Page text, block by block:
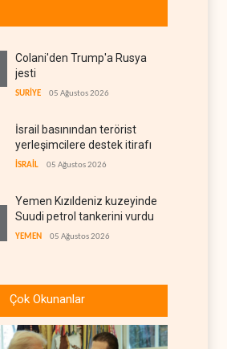
Colani'den Trump'a Rusya
jesti
SURİYE 05 Ağustos 2026
İsrail basınından terörist
yerleşimcilere destek itirafı
İSRAİL 05 Ağustos 2026
Yemen Kızıldeniz kuzeyinde
Suudi petrol tankerini vurdu
YEMEN 05 Ağustos 2026
Lübnan'daki lüks oteli
yağmaladığı ortaya çıktı
Hürmüz ve Babülmendep
Çok Okunanlar